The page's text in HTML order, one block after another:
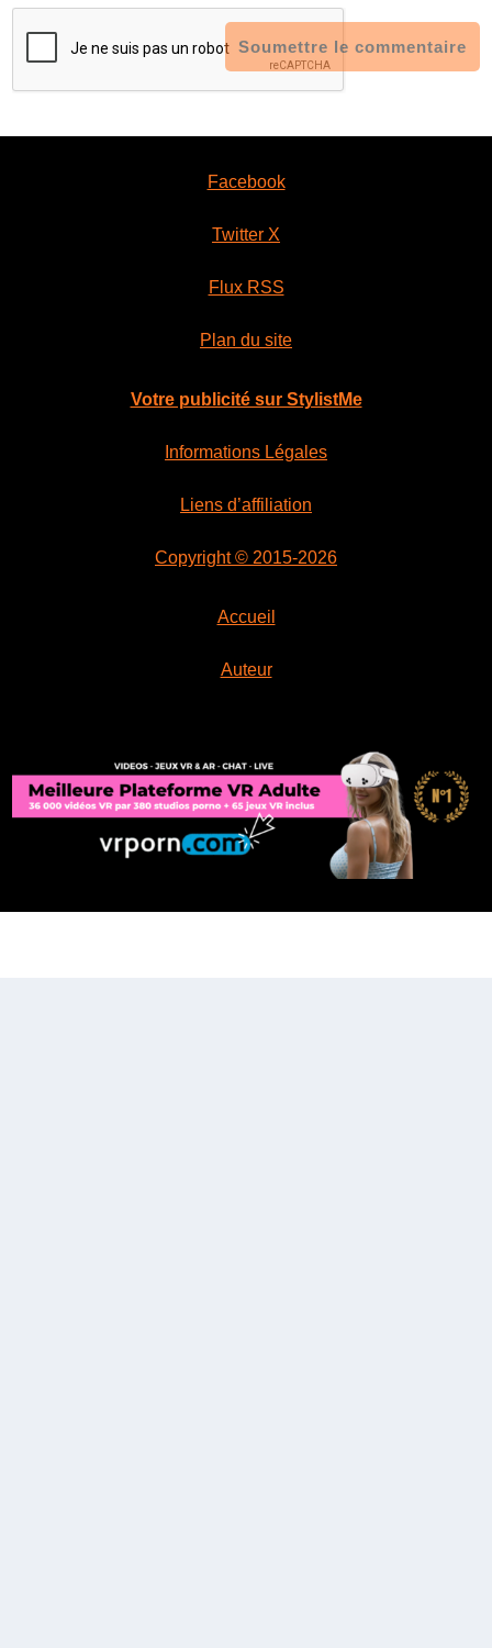
Soumettre le commentaire
Facebook
Twitter X
Flux RSS
Plan du site
Votre publicité sur StylistMe
Informations Légales
Liens d’affiliation
Copyright © 2015-2026
Accueil
Auteur